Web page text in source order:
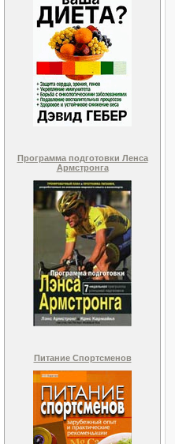
Программа подготовки Ленса
Армстронга
Питание Спортсменов